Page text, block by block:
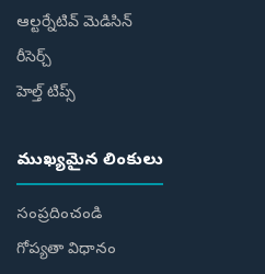
ఆల్టర్నేటివ్ మెడిసిన్
రీసెర్చ్
హెల్త్‌ టిప్స్‌
ముఖ్యమైన లింకులు
సంప్రదించండి
గోప్యతా విధానం